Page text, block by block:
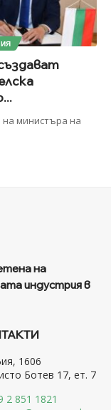
министъра на
на
индустрия в
1606
Ботев 17, ет. 7
2 851 1821